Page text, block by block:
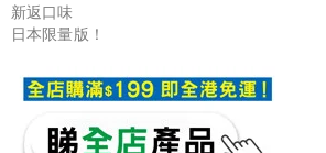
新返口味
日本限量版！